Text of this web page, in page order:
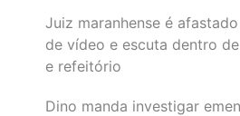
Juiz maranhense é
de vídeo e escuta dentro
e refeitório
Dino manda investigar